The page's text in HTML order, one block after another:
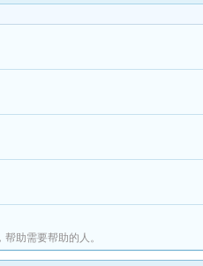
助需要帮助的人。